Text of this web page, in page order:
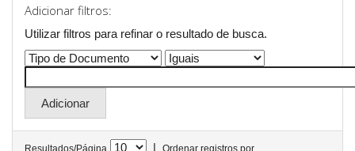
Adicionar filtros:
Utilizar filtros para refinar o resultado de busca.
Resultados/Página |
Ordenar registros por